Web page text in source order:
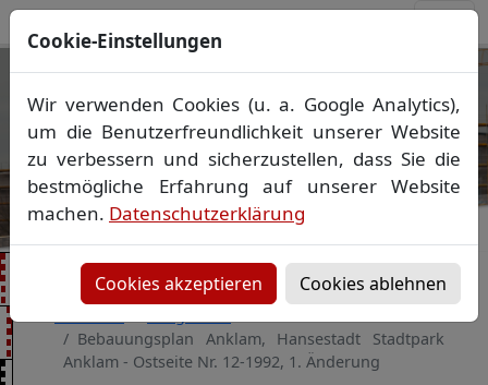
Ihr Vermessungsbüro in
Mecklenburg-Vorpommern
Wir vermessen Ihr Grundstück
Lageplan Absteckung▪Bauvermessung ▪
Gebäudeeinmessung
Grenzfeststellung▪Amtliche Auskünfte und
Vorheriges Bild
Bebauungsplan Anklam, Hansestadt Stadtpark
Anklam - Ostseite Nr. 12-1992, 1. Änderung
Cookie-Einstellungen
Wir verwenden Cookies (u. a. Google Analytics),
um die Benutzerfreundlichkeit unserer Website
zu verbessern und sicherzustellen, dass Sie die
bestmögliche Erfahrung auf unserer Website
machen. Datenschutzerklärung
Cookies akzeptieren Cookies ablehnen